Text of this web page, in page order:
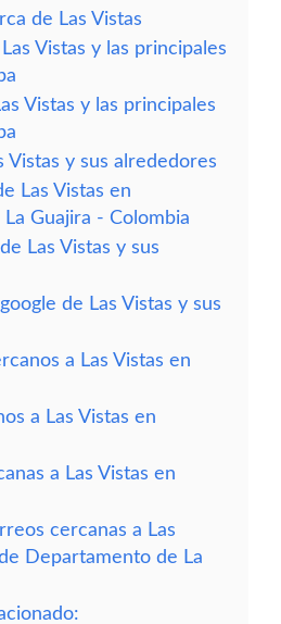
de Las Vistas
Vistas y las principales
Vistas y las principales
Vistas y sus alrededores
Las Vistas en
Guajira - Colombia
Las Vistas y sus
de Las Vistas y sus
a Las Vistas en
a Las Vistas en
a Las Vistas en
cercanas a Las
Departamento de La